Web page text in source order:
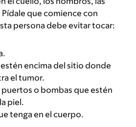
Pídale que comience con
persona debe evitar tocar:
encima del sitio donde
el tumor.
o bombas que estén
piel.
tenga en el cuerpo.